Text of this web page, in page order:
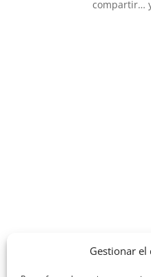
Gestionar
compartir…